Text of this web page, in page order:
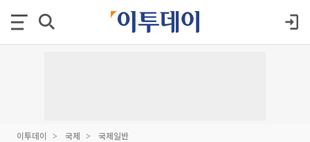
이투데이 국제 국제일반